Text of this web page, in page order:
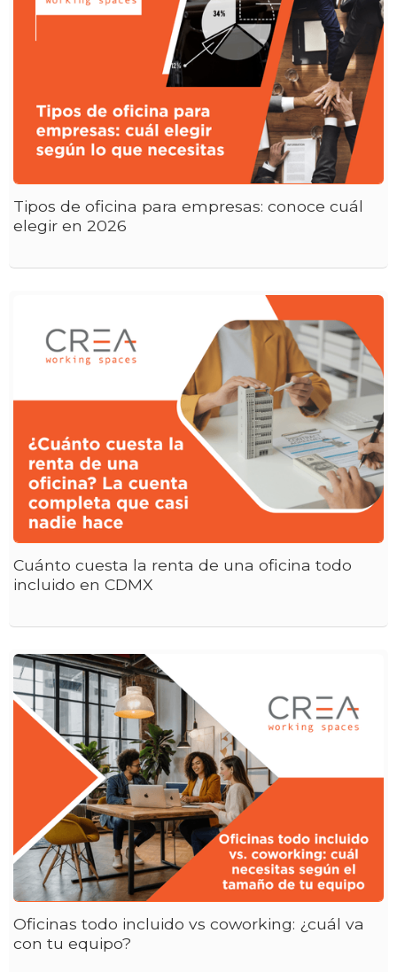
Tipos de oficina para empresas: conoce cuál
elegir en 2026
Cuánto cuesta la renta de una oficina todo
incluido en CDMX
Oficinas todo incluido vs coworking: ¿cuál va
con tu equipo?